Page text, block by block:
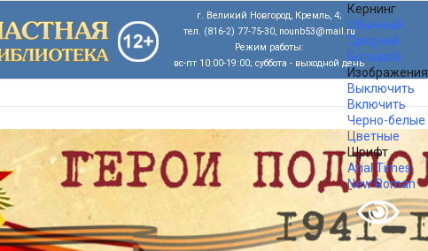
г. Великий Новгород, Кремль, 4;
тел. (816-2) 77-75-30, nounb53@mail.ru
Режим работы:
вс-пт 10:00-19:00; суббота - выходной день
Кернинг
Обычный
Средний
Большой
Изображения
Выключить
Включить
Черно-белые
Цветные
Шрифт
Arial Times
New Roman
.